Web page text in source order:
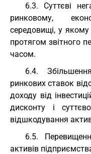
6.3. Суттєві
ринковому,
середовищі, у
протягом звітного
часом.
6.4.
ринкових ставок
доходу від
дисконту і
відшкодування
6.5.
активів